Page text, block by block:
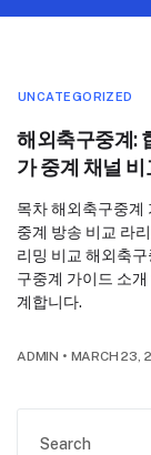
Search
UNCATEGORIZED
해외축구중계:
가 중계 채널 비
목차 해외축구중계
중계 방송 비교 라
리밍 비교 해외축
구중계 가이드 소
계합니다.
ADMIN • MARCH 23,